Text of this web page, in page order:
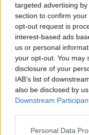
targeted advertising
section to confirm
opt-out request is
interest-based ads
us or personal
your opt-out. You may
disclosure of your
IAB’s list of
also be disclosed by
Downstream
Personal Data
Θέουτα: Εκατοντάδες
εκτεθειμένα σε κάθε
7 Αυγούστου, 2026
Υψηλός κίνδυνος
7 Αυγούστου, 2026
Προφυλακίστηκαν ο